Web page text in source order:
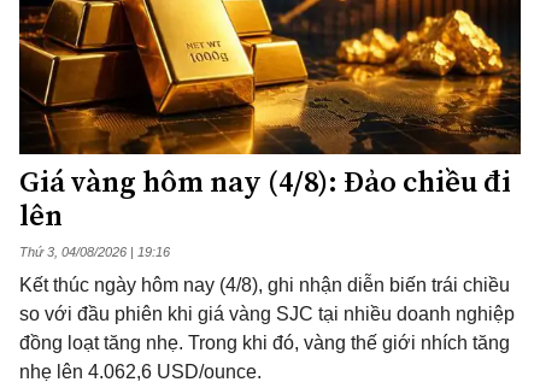
Giá vàng hôm nay (4/8): Đảo chiều đi
lên
Thứ 3, 04/08/2026 | 19:16
Kết thúc ngày hôm nay (4/8), ghi nhận diễn biến trái chiều
so với đầu phiên khi giá vàng SJC tại nhiều doanh nghiệp
đồng loạt tăng nhẹ. Trong khi đó, vàng thế giới nhích tăng
nhẹ lên 4.062,6 USD/ounce.